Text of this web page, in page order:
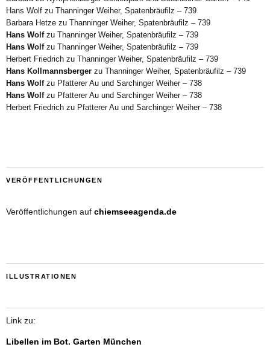
Hans Wolf zu Thanninger Weiher, Spatenbräufilz – 739
Barbara Hetze zu Thanninger Weiher, Spatenbräufilz – 739
Hans Wolfzu Thanninger Weiher, Spatenbräufilz – 739
Hans Wolfzu Thanninger Weiher, Spatenbräufilz – 739
Herbert Friedrich zu Thanninger Weiher, Spatenbräufilz – 739
Hans Kollmannsberger zu Thanninger Weiher, Spatenbräufilz – 739
Hans Wolfzu Pfatterer Au und Sarchinger Weiher – 738
Hans Wolfzu Pfatterer Au und Sarchinger Weiher – 738
Herbert Friedrich zu Pfatterer Au und Sarchinger Weiher – 738
VERÖFFENTLICHUNGEN
Veröffentlichungen auf chiemseeagenda.de
ILLUSTRATIONEN
Link zu:
Libellen im Bot. Garten München